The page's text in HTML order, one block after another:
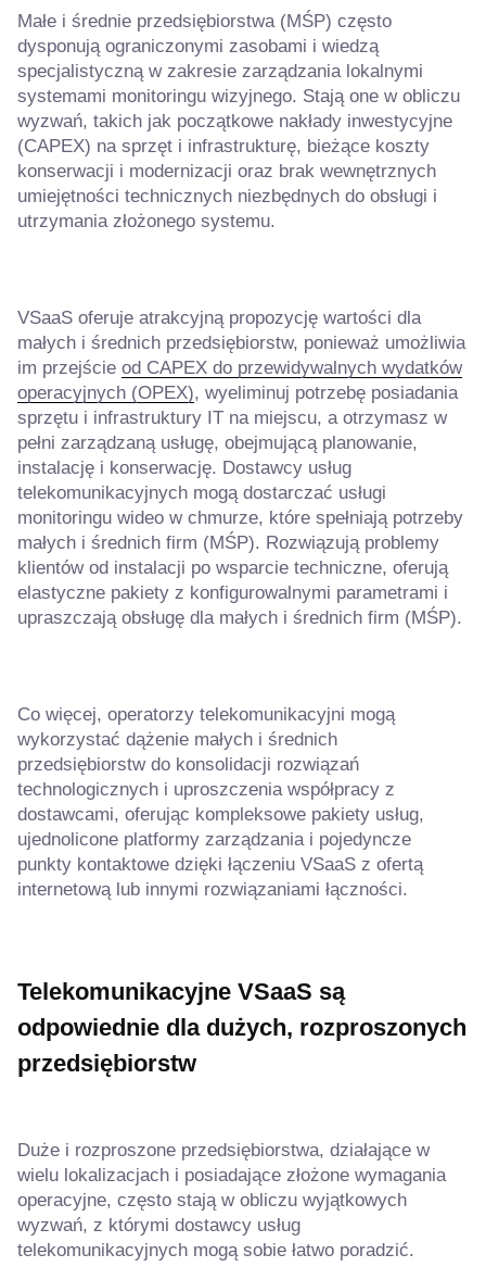
Małe i średnie przedsiębiorstwa (MŚP) często
dysponują ograniczonymi zasobami i wiedzą
specjalistyczną w zakresie zarządzania lokalnymi
systemami monitoringu wizyjnego. Stają one w obliczu
wyzwań, takich jak początkowe nakłady inwestycyjne
(CAPEX) na sprzęt i infrastrukturę, bieżące koszty
konserwacji i modernizacji oraz brak wewnętrznych
umiejętności technicznych niezbędnych do obsługi i
utrzymania złożonego systemu.
VSaaS oferuje atrakcyjną propozycję wartości dla
małych i średnich przedsiębiorstw, ponieważ umożliwia
im przejście od CAPEX do przewidywalnych wydatków
operacyjnych (OPEX), wyeliminuj potrzebę posiadania
sprzętu i infrastruktury IT na miejscu, a otrzymasz w
pełni zarządzaną usługę, obejmującą planowanie,
instalację i konserwację. Dostawcy usług
telekomunikacyjnych mogą dostarczać usługi
monitoringu wideo w chmurze, które spełniają potrzeby
małych i średnich firm (MŚP). Rozwiązują problemy
klientów od instalacji po wsparcie techniczne, oferują
elastyczne pakiety z konfigurowalnymi parametrami i
upraszczają obsługę dla małych i średnich firm (MŚP).
Co więcej, operatorzy telekomunikacyjni mogą
wykorzystać dążenie małych i średnich
przedsiębiorstw do konsolidacji rozwiązań
technologicznych i uproszczenia współpracy z
dostawcami, oferując kompleksowe pakiety usług,
ujednolicone platformy zarządzania i pojedyncze
punkty kontaktowe dzięki łączeniu VSaaS z ofertą
internetową lub innymi rozwiązaniami łączności.
Telekomunikacyjne VSaaS są
odpowiednie dla dużych, rozproszonych
przedsiębiorstw
Duże i rozproszone przedsiębiorstwa, działające w
wielu lokalizacjach i posiadające złożone wymagania
operacyjne, często stają w obliczu wyjątkowych
wyzwań, z którymi dostawcy usług
telekomunikacyjnych mogą sobie łatwo poradzić.